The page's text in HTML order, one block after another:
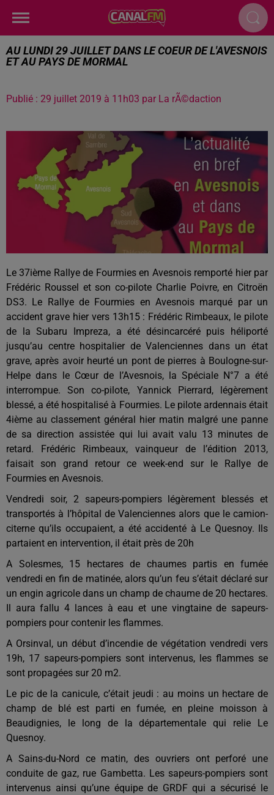
AU LUNDI 29 JUILLET DANS LE COEUR DE L'AVESNOIS
ET AU PAYS DE MORMAL
Publié : 29 juillet 2019 à 11h03 par La rÃ©daction
Le 37ième Rallye de Fourmies en Avesnois remporté hier par
Frédéric Roussel et son co-pilote Charlie Poivre, en Citroën
DS3. Le Rallye de Fourmies en Avesnois marqué par un
accident grave hier vers 13h15 : Frédéric Rimbeaux, le pilote
de la Subaru Impreza, a été désincarcéré puis héliporté
jusqu’au centre hospitalier de Valenciennes dans un état
grave, après avoir heurté un pont de pierres à Boulogne-sur-
Helpe dans le Cœur de l’Avesnois, la Spéciale N°7 a été
interrompue. Son co-pilote, Yannick Pierrard, légèrement
blessé, a été hospitalisé à Fourmies. Le pilote ardennais était
4ième au classement général hier matin malgré une panne
de sa direction assistée qui lui avait valu 13 minutes de
retard. Frédéric Rimbeaux, vainqueur de l’édition 2013,
faisait son grand retour ce week-end sur le Rallye de
Fourmies en Avesnois.
Vendredi soir, 2 sapeurs-pompiers légèrement blessés et
transportés à l’hôpital de Valenciennes alors que le camion-
citerne qu’ils occupaient, a été accidenté à Le Quesnoy. Ils
partaient en intervention, il était près de 20h
A Solesmes, 15 hectares de chaumes partis en fumée
vendredi en fin de matinée, alors qu’un feu s’était déclaré sur
un engin agricole dans un champ de chaume de 20 hectares.
Il aura fallu 4 lances à eau et une vingtaine de sapeurs-
pompiers pour contenir les flammes.
A Orsinval, un début d’incendie de végétation vendredi vers
19h, 17 sapeurs-pompiers sont intervenus, les flammes se
sont propagées sur 20 m2.
Le pic de la canicule, c’était jeudi : au moins un hectare de
champ de blé est parti en fumée, en pleine moisson à
Beaudignies, le long de la départementale qui relie Le
Quesnoy.
A Sains-du-Nord ce matin, des ouvriers ont perforé une
conduite de gaz, rue Gambetta. Les sapeurs-pompiers sont
intervenus ainsi qu’une équipe de GRDF qui a sécurisé le